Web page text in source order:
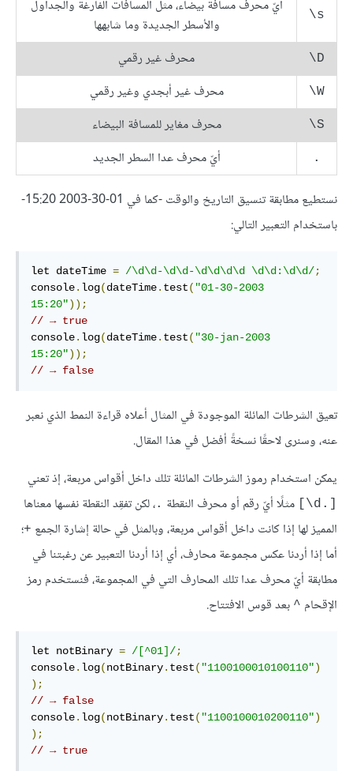
‎\s
أيّ محرف مسافة بيضاء، مثل المسافات الفارغة والجداول
والأسطر الجديدة وما شابهها
‎\D محرف غير رقمي
‎\W محرف غير أبجدي وغير رقمي
‎\S محرف مغاير للمسافة البيضاء
.
أيّ محرف عدا السطر الجديد
نستطيع مطابقة تنسيق التاريخ والوقت -كما في 01-30-2003 15:20-
باستخدام التعبير التالي:
let dateTime = /\d\d-\d\d-\d\d\d\d \d\d:\d\d/;
console. log(dateTime. test( "01-30-2003
15:20"));
// → true
console. log(dateTime. test( "30-jan-2003
15:20"));
// → false
تعيق الشرطات المائلة الموجودة في المثال أعلاه قراءة النمط الذي نعبر
عنه، وسنرى لاحقًا نسخةً أفضل في هذا المقال.
يمكن استخدام رموز الشرطات المائلة تلك داخل أقواس مربعة، إذ تعني
مثلًا أيّ رقم أو محرف النقطة .، لكن تفقِد النقطة نفسها معناها
المميز لها إذا كانت داخل أقواس مربعة، وبالمثل في حالة إشارة الجمع +؛
أما إذا أردنا عكس مجموعة محارف، أي إذا أردنا التعبير عن رغبتنا في
مطابقة أيّ محرف عدا تلك المحارف التي في المجموعة، فنستخدم رمز
الإقحام ^ بعد قوس الافتتاح.
let notBinary = /[^01]/;
console. log(notBinary. test( "1100100010100110")
);
// → false
console. log(notBinary. test( "1100100010200110")
);
// → true